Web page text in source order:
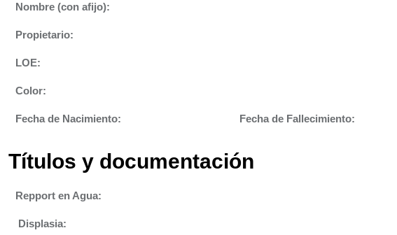
Nombre (con afijo):
Propietario:
LOE:
Color:
Fecha de Nacimiento: Fecha de Fallecimiento:
Títulos y documentación
Repport en Agua:
Displasia: